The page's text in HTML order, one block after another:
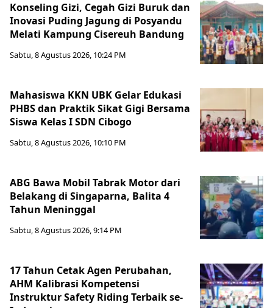
Konseling Gizi, Cegah Gizi Buruk dan
Inovasi Puding Jagung di Posyandu
Melati Kampung Cisereuh Bandung
Sabtu, 8 Agustus 2026, 10:24 PM
Mahasiswa KKN UBK Gelar Edukasi
PHBS dan Praktik Sikat Gigi Bersama
Siswa Kelas I SDN Cibogo
Sabtu, 8 Agustus 2026, 10:10 PM
ABG Bawa Mobil Tabrak Motor dari
Belakang di Singaparna, Balita 4
Tahun Meninggal
Sabtu, 8 Agustus 2026, 9:14 PM
17 Tahun Cetak Agen Perubahan,
AHM Kalibrasi Kompetensi
Instruktur Safety Riding Terbaik se-